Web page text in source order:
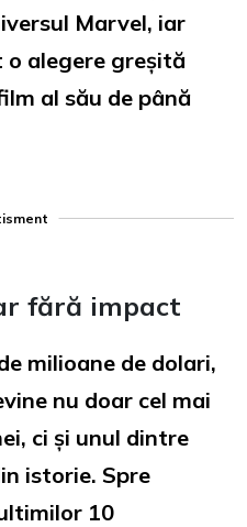
Marvel, iar
alegere greșită
al său de până
fără impact
milioane de dolari,
nu doar cel mai
ci și unul dintre
istorie. Spre
10